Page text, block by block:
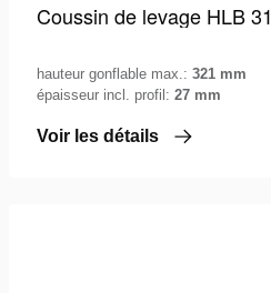
Coussin de levage HLB 31
hauteur gonflable max.: 321 mm
épaisseur incl. profil: 27 mm
Voir les détails